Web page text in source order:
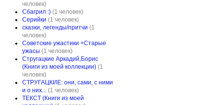
человек)
Сбагрил :) (1 человек)
Серийки (1 человек)
сказки, легенды/притчи (1
человек)
Советские ужастики +Старые
ужасы (1 человек)
Стругацкие Аркадий,Борис
(Книги из моей коллекции) (1
человек)
СТРУГАЦКИЕ: они, сами, с ними
и о них... (1 человек)
ТЕКСТ (Книги из моей